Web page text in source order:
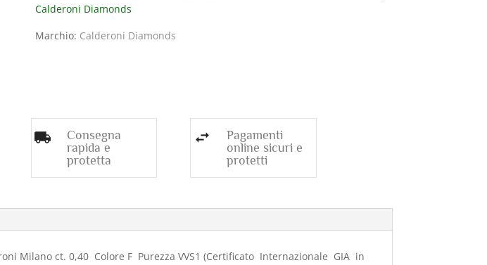
Calderoni Diamonds
Marchio: Calderoni Diamonds
Consegna
rapida e
protetta
Pagamenti
online sicuri e
protetti
Milano ct. 0,40 Colore F Purezza VVS1 (Certificato Internazionale GIA in